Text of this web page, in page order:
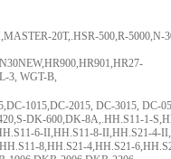
20T,.HSR-500,R-5000,N-
3, WGT-B,
1015,DC-2015, DC-3015, DC-
DK-600,DK-8A,.HH.S11-1-
6-II,HH.S11-8-II,HH.S21-4-
8,HH.S21-4,HH.S21-